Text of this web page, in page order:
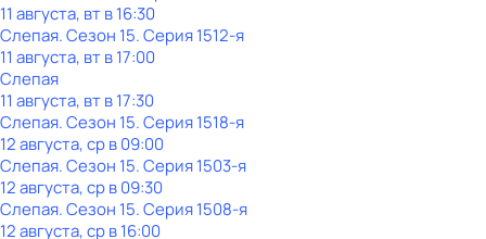
11 августа, вт в 16:30
Слепая. Сезон 15. Серия 1512-я
11 августа, вт в 17:00
Слепая
11 августа, вт в 17:30
Слепая. Сезон 15. Серия 1518-я
12 августа, ср в 09:00
Слепая. Сезон 15. Серия 1503-я
12 августа, ср в 09:30
Слепая. Сезон 15. Серия 1508-я
12 августа, ср в 16:00